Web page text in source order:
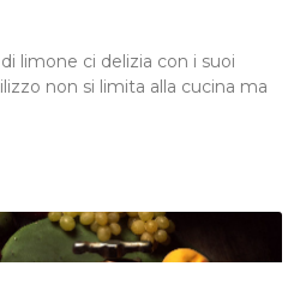
limone ci delizia con i suoi
non si limita alla cucina ma